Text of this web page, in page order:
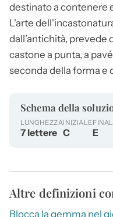
destinato a contenere
L'arte
dall'antichità, prevede
castone a punta, a
seconda della forma e
Schema della
LUNGHEZZA
7 lettere
INIZIALE
C E
Altre definizioni
Blocca la gemma nel